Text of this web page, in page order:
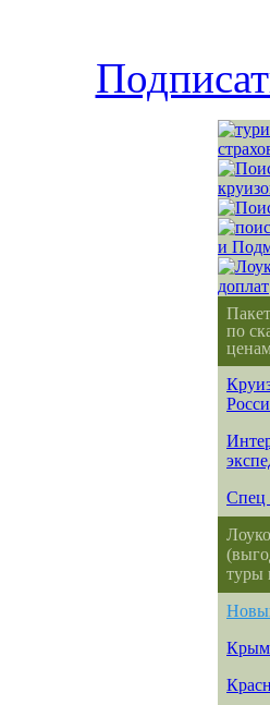
по
Спец
туры
Крым